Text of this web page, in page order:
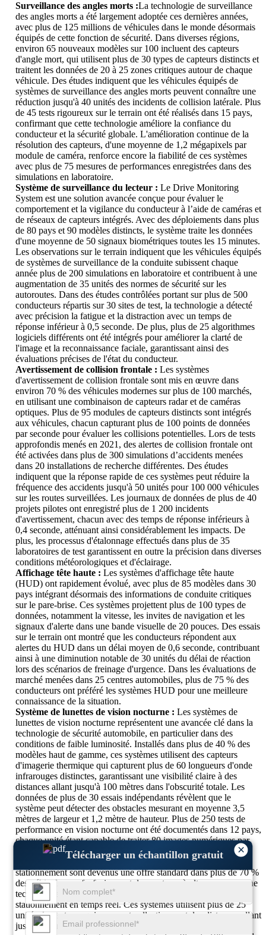
×
Télécharger un échantillon gratuit
Surveillance des angles morts :La technologie de surveillance
des angles morts a été largement adoptée ces dernières années,
avec plus de 125 millions de véhicules dans le monde désormais
équipés de cette fonction de sécurité. Dans diverses régions,
environ 65 nouveaux modèles sur 100 incluent des capteurs
d'angle mort, qui utilisent plus de 30 types de capteurs distincts et
traitent les données de 20 à 25 zones critiques autour de chaque
véhicule. Des études indiquent que les véhicules équipés de
systèmes de surveillance des angles morts peuvent connaître une
réduction jusqu'à 40 unités des incidents de collision latérale. Plus
de 45 tests rigoureux sur le terrain ont été réalisés dans 15 pays,
confirmant que cette technologie améliore la confiance du
conducteur et la sécurité globale. L'amélioration continue de la
résolution des capteurs, d'une moyenne de 1,2 mégapixels par
module de caméra, renforce encore la fiabilité de ces systèmes
avec plus de 75 mesures de performances enregistrées dans des
simulations en laboratoire.
Système de surveillance du lecteur : Le Drive Monitoring
System est une solution avancée conçue pour évaluer le
comportement et la vigilance du conducteur à l’aide de caméras et
de réseaux de capteurs intégrés. Avec des déploiements dans plus
de 80 pays et 90 modèles distincts, le système traite les données
d'une moyenne de 50 signaux biométriques toutes les 15 minutes.
Les observations sur le terrain indiquent que les véhicules équipés
de systèmes de surveillance de la conduite subissent chaque
année plus de 200 simulations en laboratoire et contribuent à une
augmentation de 35 unités des normes de sécurité sur les
autoroutes. Dans des études contrôlées portant sur plus de 500
conducteurs répartis sur 30 sites de test, la technologie a détecté
avec précision la fatigue et la distraction avec un temps de
réponse inférieur à 0,5 seconde. De plus, plus de 25 algorithmes
logiciels différents ont été intégrés pour améliorer la clarté de
l'image et la reconnaissance faciale, garantissant ainsi des
évaluations précises de l'état du conducteur.
Avertissement de collision frontale : Les systèmes
d'avertissement de collision frontale sont mis en œuvre dans
environ 70 % des véhicules modernes sur plus de 100 marchés,
en utilisant une combinaison de capteurs radar et de caméras
optiques. Plus de 95 modules de capteurs distincts sont intégrés
aux véhicules, chacun capturant plus de 100 points de données
par seconde pour évaluer les collisions potentielles. Lors de tests
approfondis menés en 2021, des alertes de collision frontale ont
été activées dans plus de 300 simulations d’accidents menées
dans 20 installations de recherche différentes. Des études
indiquent que la réponse rapide de ces systèmes peut réduire la
fréquence des accidents jusqu'à 50 unités pour 100 000 véhicules
sur les routes surveillées. Les journaux de données de plus de 40
projets pilotes ont enregistré plus de 1 200 incidents
d'avertissement, chacun avec des temps de réponse inférieurs à
0,4 seconde, atténuant ainsi considérablement les impacts. De
plus, les processus d'étalonnage effectués dans plus de 35
laboratoires de test garantissent en outre la précision dans diverses
conditions météorologiques et d'éclairage.
Affichage tête haute : Les systèmes d'affichage tête haute
(HUD) ont rapidement évolué, avec plus de 85 modèles dans 30
pays intégrant désormais des informations de conduite critiques
sur le pare-brise. Ces systèmes projettent plus de 100 types de
données, notamment la vitesse, les invites de navigation et les
signaux d'alerte dans une bande visuelle de 20 pouces. Des essais
sur le terrain ont montré que les conducteurs répondent aux
alertes du HUD dans un délai moyen de 0,6 seconde, contribuant
ainsi à une diminution notable de 30 unités du délai de réaction
lors des scénarios de freinage d'urgence. Dans les évaluations de
marché menées dans 25 centres automobiles, plus de 75 % des
conducteurs ont préféré les systèmes HUD pour une meilleure
connaissance de la situation.
Système de lunettes de vision nocturne : Les systèmes de
lunettes de vision nocturne représentent une avancée clé dans la
technologie de sécurité automobile, en particulier dans des
conditions de faible luminosité. Installés dans plus de 40 % des
modèles haut de gamme, ces systèmes utilisent des capteurs
d'imagerie thermique qui capturent plus de 60 longueurs d'onde
infrarouges distinctes, garantissant une visibilité claire à des
distances allant jusqu'à 100 mètres dans l'obscurité totale. Les
données de plus de 30 essais indépendants révèlent que le
système peut détecter des obstacles mesurant en moyenne 3,5
mètres de largeur et 1,2 mètre de hauteur. Plus de 250 tests de
performance en vision nocturne ont été documentés dans 12 pays,
chaque unité étant capable de traiter 80 images numériques par
seconde.
Système d'aide au stationnement :Les systèmes d'aide au
stationnement sont devenus une offre standard dans plus de 70 %
des véhicules neufs, fusionnant des capteurs à ultrasons avec une
technologie d'imagerie avancée pour fournir des conseils de
stationnement en temps réel. Ces systèmes utilisent plus de 25
unités de capteurs qui couvrent collectivement des distances allant
jusqu'à 10 mètres autour du véhicule, permettant une détection